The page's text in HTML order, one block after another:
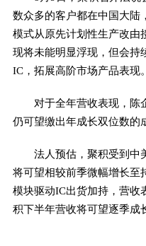
数众多的客户都在中国大陆
模式从原先计划性生产改由
现将未能明显浮现，但会持
IC，拓展高阶市场产品表现。
对于全年营收表现，陈
仍可望缴出年成长双位数的
法人预估，聚积受到中
将可望相较前季微幅增长至
模块驱动IC出货加持，营收
积下半年营收将可望逐季成